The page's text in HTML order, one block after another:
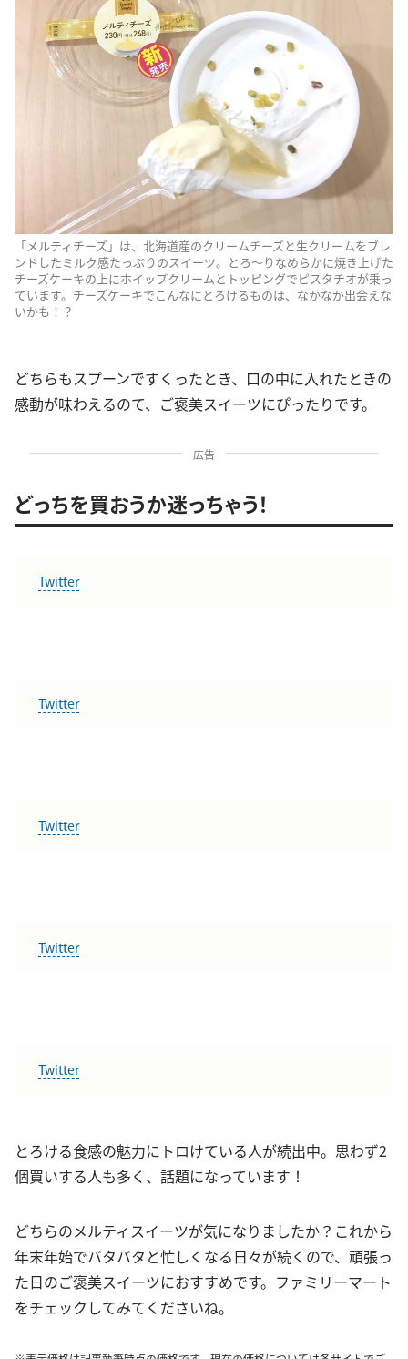
「メルティチーズ」は、北海道産のクリームチーズと生クリームをブレ
ンドしたミルク感たっぷりのスイーツ。とろ〜りなめらかに焼き上げた
チーズケーキの上にホイップクリームとトッピングでピスタチオが乗っ
ています。チーズケーキでこんなにとろけるものは、なかなか出会えな
いかも！？
どちらもスプーンですくったとき、口の中に入れたときの
感動が味わえるのて、ご褒美スイーツにぴったりです。
広告
どっちを買おうか迷っちゃう！
Twitter
Twitter
Twitter
Twitter
Twitter
とろける食感の魅力にトロけている人が続出中。思わず2
個買いする人も多く、話題になっています！
どちらのメルティスイーツが気になりましたか？これから
年末年始でバタバタと忙しくなる日々が続くので、頑張っ
た日のご褒美スイーツにおすすめです。ファミリーマート
をチェックしてみてくださいね。